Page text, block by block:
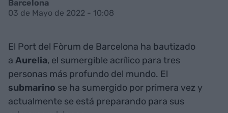
Barcelona
03 de Mayo de 2022 - 10:08
El Port del Fòrum de Barcelona ha bautizado
a Aurelia, el sumergible acrílico para tres
personas más profundo del mundo. El
submarino se ha sumergido por primera vez y
actualmente se está preparando para sus